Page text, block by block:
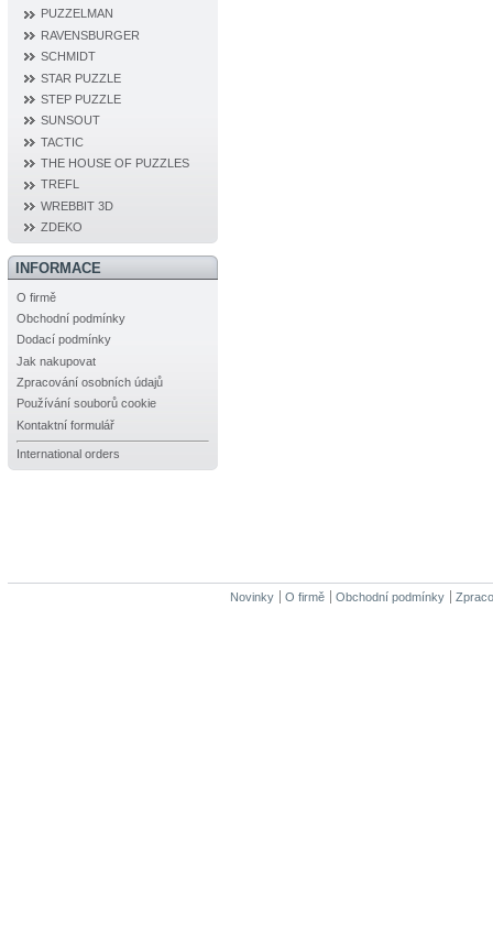
PUZZELMAN
RAVENSBURGER
SCHMIDT
STAR PUZZLE
STEP PUZZLE
SUNSOUT
TACTIC
THE HOUSE OF PUZZLES
TREFL
WREBBIT 3D
ZDEKO
INFORMACE
O firmě
Obchodní podmínky
Dodací podmínky
Jak nakupovat
Zpracování osobních údajů
Používání souborů cookie
Kontaktní formulář
International orders
Novinky O firmě Obchodní podmínky